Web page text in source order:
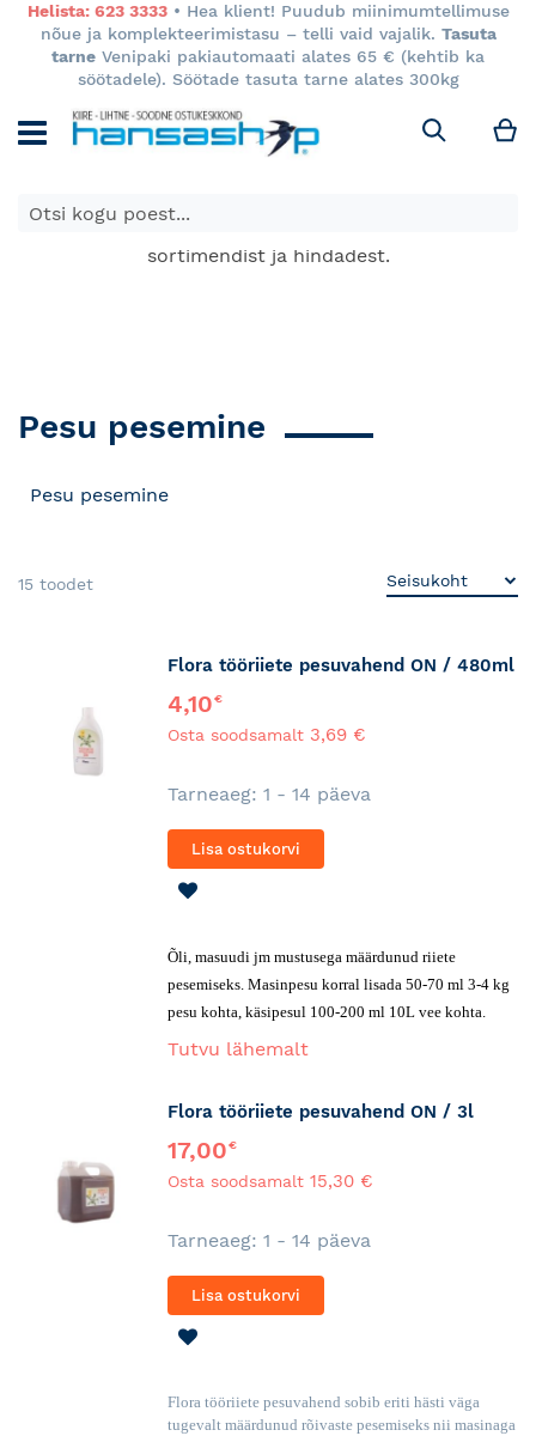
Helista: 623 3333• Hea klient! Puudub miinimumtellimuse
nõue ja komplekteerimistasu – telli vaid vajalik. Tasuta
tarne Venipaki pakiautomaati alates 65 € (kehtib ka
söötadele). Söötade tasuta tarne alates 300kg
Otsi
E-poes kuvatavad toodete hinnad kehtivad ainult e-
poes ja võivad erineda Keila ja Tartu poodide
sortimendist ja hindadest.
Pesu pesemine
Pesu pesemine
15 toodet
Flora tööriiete pesuvahend ON / 480ml
4,10€
Osta soodsamalt 3,69 €
Tarneaeg: 1 - 14 päeva
Lisa ostukorvi
Õli, masuudi jm mustusega määrdunud riiete
pesemiseks. Masinpesu korral lisada 50-70 ml 3-4 kg
pesu kohta, käsipesul 100-200 ml 10L vee kohta.
Tutvu lähemalt
Flora tööriiete pesuvahend ON / 3l
17,00€
Osta soodsamalt 15,30 €
Tarneaeg: 1 - 14 päeva
Lisa ostukorvi
Flora tööriiete pesuvahend sobib eriti hästi väga
tugevalt määrdunud rõivaste pesemiseks nii masinaga